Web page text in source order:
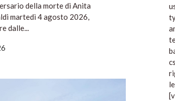
della morte di Anita
martedì 4 agosto 2026,
dalle...